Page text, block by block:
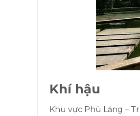
Khí hậu
Khu vực Phù Lăng –